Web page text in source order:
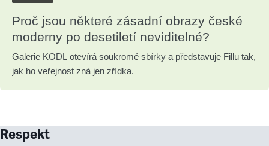
Proč jsou některé zásadní obrazy české
moderny po desetiletí neviditelné?
Galerie KODL otevírá soukromé sbírky a představuje Fillu tak,
jak ho veřejnost zná jen zřídka.
Respekt